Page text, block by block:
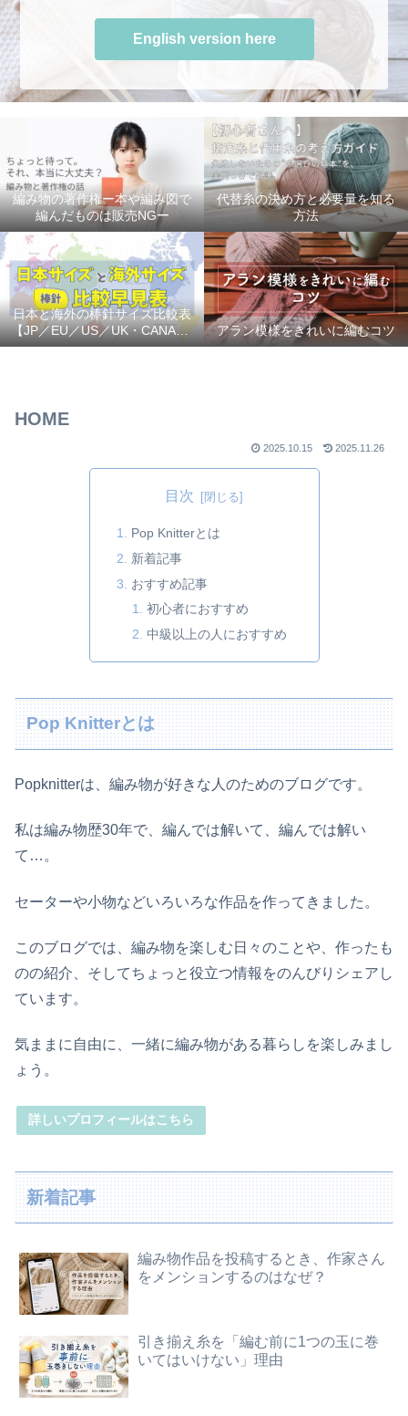
English version here
編み物の著作権ー本や編み図で
編んだものは販売NGー
代替糸の決め方と必要量を知る
方法
日本と海外の棒針サイズ比較表
【JP／EU／US／UK・CANADA
対応】
アラン模様をきれいに編むコツ
HOME
2025.10.15 2025.11.26
目次
Pop Knitterとは
新着記事
おすすめ記事
初心者におすすめ
中級以上の人におすすめ
Pop Knitterとは
Popknitterは、編み物が好きな人のためのブログです。
私は編み物歴30年で、編んでは解いて、編んでは解い
て…。
セーターや小物などいろいろな作品を作ってきました。
このブログでは、編み物を楽しむ日々のことや、作ったも
のの紹介、そしてちょっと役立つ情報をのんびりシェアし
ています。
気ままに自由に、一緒に編み物がある暮らしを楽しみまし
ょう。
詳しいプロフィールはこちら
新着記事
編み物作品を投稿するとき、作家さん
をメンションするのはなぜ？
引き揃え糸を「編む前に1つの玉に巻
いてはいけない」理由